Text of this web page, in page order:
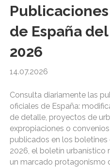
de España
2026
14.07.2026
Consulta diariamente las
oficiales de España:
de detalle, proyectos de
expropiaciones o
publicados en los boletines
2026, el boletín urbanístico
un marcado protagonismo